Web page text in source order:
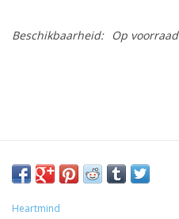
Beschikbaarheid: Op voorraad
Heartmind